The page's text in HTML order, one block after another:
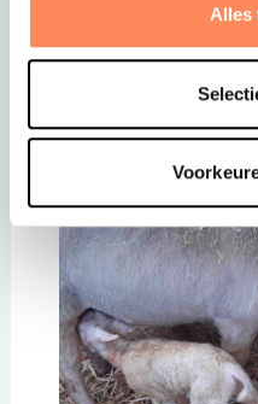
Alles
koeien bij
lekker rondbanjeren
ingerichte
gemakken voorzien!
Lees meer over